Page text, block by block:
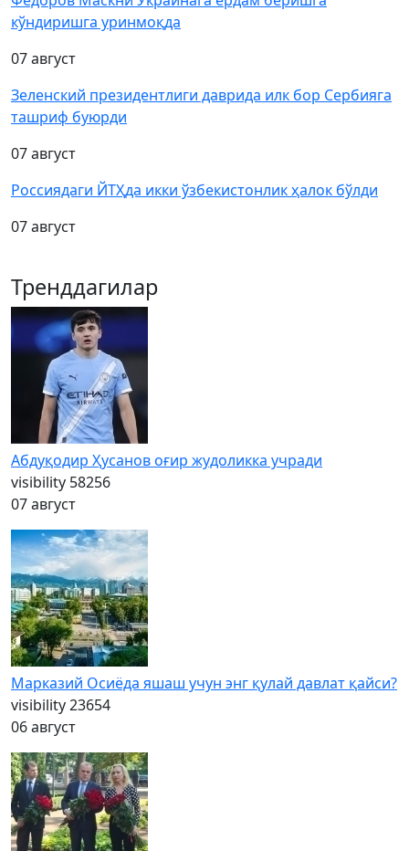
кўндиришга уринмоқда
07 август
Зеленский президентлиги даврида илк бор Сербияга
ташриф буюрди
07 август
Россиядаги ЙТҲда икки ўзбекистонлик ҳалок бўлди
07 август
Тренддагилар
Абдуқодир Ҳусанов оғир жудоликка учради
visibility 58256
07 август
Марказий Осиёда яшаш учун энг қулай давлат қайси?
visibility23654
06 август